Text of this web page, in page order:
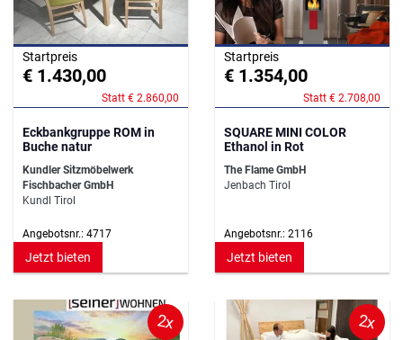
Startpreis
€ 1.430,00
Statt € 2.860,00
Eckbankgruppe ROM in
Buche natur
Kundler Sitzmöbelwerk
Fischbacher GmbH
Kundl Tirol
Angebotsnr.: 4717
Jetzt bieten
Startpreis
€ 1.354,00
Statt € 2.708,00
SQUARE MINI COLOR
Ethanol in Rot
The Flame GmbH
Jenbach Tirol
Angebotsnr.: 2116
Jetzt bieten
2x 2x